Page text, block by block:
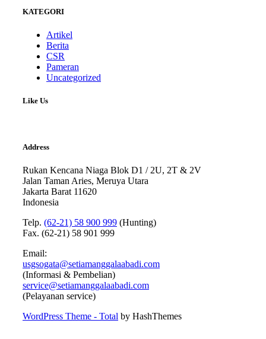
KATEGORI
Artikel
Berita
CSR
Pameran
Uncategorized
Like Us
Address
Rukan Kencana Niaga Blok D1 / 2U, 2T & 2V
Jalan Taman Aries, Meruya Utara
Jakarta Barat 11620
Indonesia
Telp. (62-21) 58 900 999 (Hunting)
Fax. (62-21) 58 901 999
Email:
usgsogata@setiamanggalaabadi.com
(Informasi & Pembelian)
service@setiamanggalaabadi.com
(Pelayanan service)
WordPress Theme - Total by HashThemes